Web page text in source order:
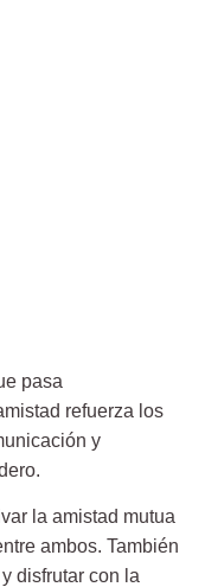
pasa
refuerza los
y
la amistad mutua
ambos. También
disfrutar con la